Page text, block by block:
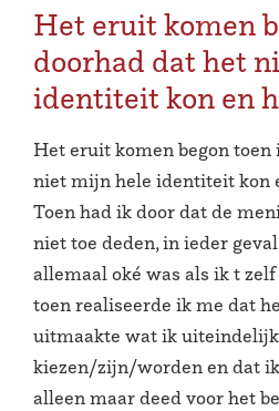
Het eruit komen
doorhad dat het
identiteit kon en
Het eruit komen begon
niet mijn hele identiteit kon
Toen had ik door dat de
niet toe deden, in ieder
allemaal oké was als ik t
toen realiseerde ik me dat
uitmaakte wat ik
kiezen/zijn/worden en dat
alleen maar deed voor het